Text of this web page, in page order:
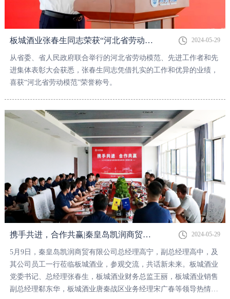
板城酒业张春生同志荣获“河北省劳动模范”称号 2024-05-29
从省委、省人民政府联合举行的河北省劳动模范、先进工作者和先
进集体表彰大会获悉，张春生同志凭借扎实的工作和优异的业绩，
喜获“河北省劳动模范”荣誉称号。
携手共进，合作共赢|秦皇岛凯润商贸有限公司一行莅临板城酒业参观交流 2024-05-29
5月9日，秦皇岛凯润商贸有限公司总经理高宁，副总经理高中，及
其公司员工一行莅临板城酒业，参观交流，共话新未来。板城酒业
党委书记、总经理张春生，板城酒业财务总监王丽，板城酒业销售
副总经理郗东华，板城酒业唐秦战区业务经理宋广春等领导热情接